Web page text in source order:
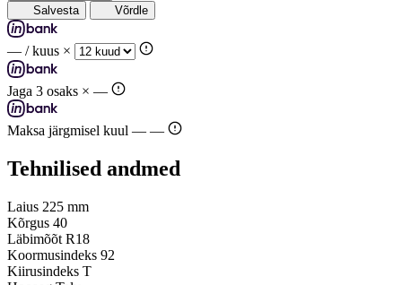
Salvesta
Võrdle
— / kuus ×
Jaga 3 osaks × —
Maksa järgmisel kuul — —
Tehnilised andmed
Laius 225 mm
Kõrgus 40
Läbimõõt R18
Koormusindeks 92
Kiirusindeks T